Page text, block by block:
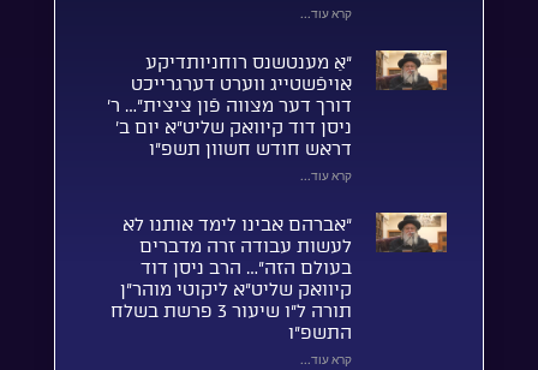
קרא עוד...
“אַ מענטשנס רוחניותדיקע
אויפֿשטייג ווערט דערגרייכט
דורך דער מצווה פֿון ציצית”… ר’
ניסן דוד קיוואק שליט”א יום ב’
דראש חודש חשוון תשפ”ו
קרא עוד...
“אברהם אבינו לימד אותנו לא
לעשות עבודה זרה מדברים
בעולם הזה”… הרב ניסן דוד
קיוואק שליט”א ליקוטי מוהר”ן
תורה ל”ו שיעור 3 פרשת בשלח
התשפ”ו
קרא עוד...